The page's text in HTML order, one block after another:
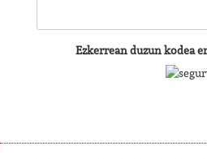
Ezkerrean duzun kodea